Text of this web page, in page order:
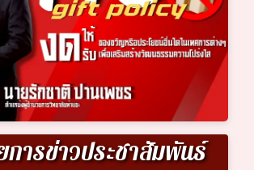
ารข่าวประชาสัมพันธ์